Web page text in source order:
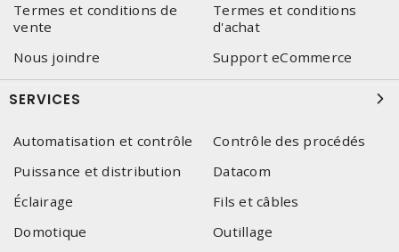
Termes et conditions de
vente
Termes et conditions
d'achat
Nous joindre
Support eCommerce
SERVICES
Automatisation et contrôle
Contrôle des procédés
Puissance et distribution
Datacom
Éclairage
Fils et câbles
Domotique
Outillage